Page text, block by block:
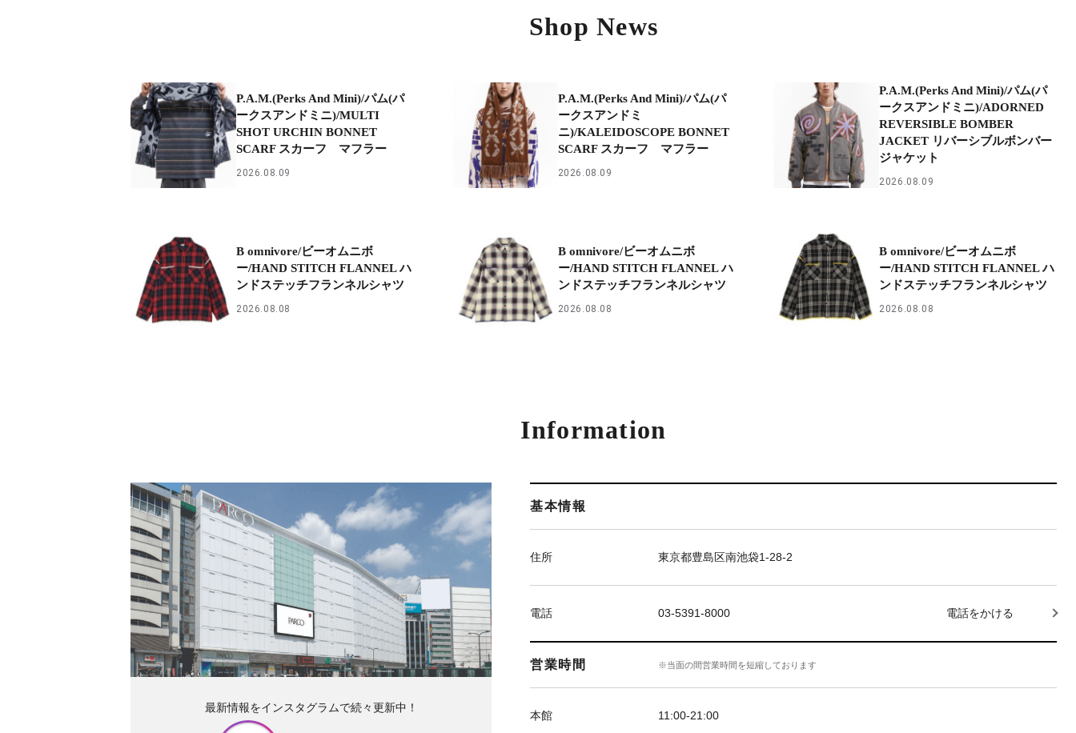
Shop News
P.A.M.(Perks And Mini)/パム(パ
ークスアンドミニ)/MULTI
SHOT URCHIN BONNET
SCARF スカーフ マフラー
2026.08.09
P.A.M.(Perks And Mini)/パム(パ
ークスアンドミ
ニ)/KALEIDOSCOPE BONNET
SCARF スカーフ マフラー
2026.08.09
P.A.M.(Perks And Mini)/パム(パ
ークスアンドミニ)/ADORNED
REVERSIBLE BOMBER
JACKET リバーシブルボンバー
ジャケット
2026.08.09
B omnivore/ビーオムニボ
ー/HAND STITCH FLANNEL ハ
ンドステッチフランネルシャツ
2026.08.08
B omnivore/ビーオムニボ
ー/HAND STITCH FLANNEL ハ
ンドステッチフランネルシャツ
2026.08.08
B omnivore/ビーオムニボ
ー/HAND STITCH FLANNEL ハ
ンドステッチフランネルシャツ
2026.08.08
Information
基本情報
住所 東京都豊島区南池袋1-28-2
電話 03-5391-8000 電話をかける
営業時間 ※当面の間営業時間を短縮しております
本館 11:00-21:00
最新情報をインスタグラムで続々更新中！